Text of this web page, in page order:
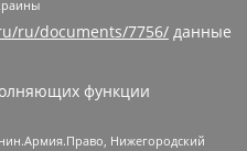
ru/documents/7756/ данные
функции
Нижегородский